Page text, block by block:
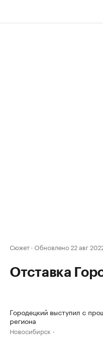
Сюжет · Обновлено 22 авг
Отставка
Городецкий выступил с
региона
Новосибирск